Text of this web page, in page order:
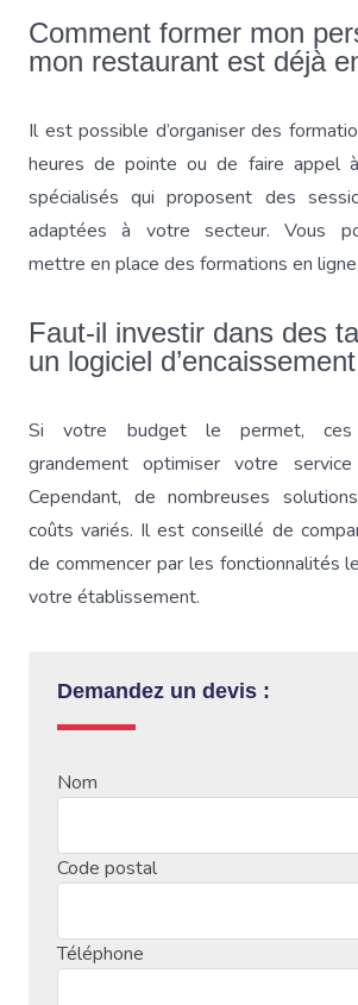
Comment former mon
mon restaurant est déjà
Il est possible d’organiser des
heures de pointe ou de faire appel
spécialisés qui proposent des
adaptées à votre secteur. Vous
mettre en place des formations en
Faut-il investir dans des
un logiciel
Si votre budget le permet, ces
grandement optimiser votre
Cependant, de nombreuses
coûts variés. Il est conseillé de
de commencer par les fonctionnalités
votre établissement.
Demandez un devis :
Nom
Code postal
Téléphone